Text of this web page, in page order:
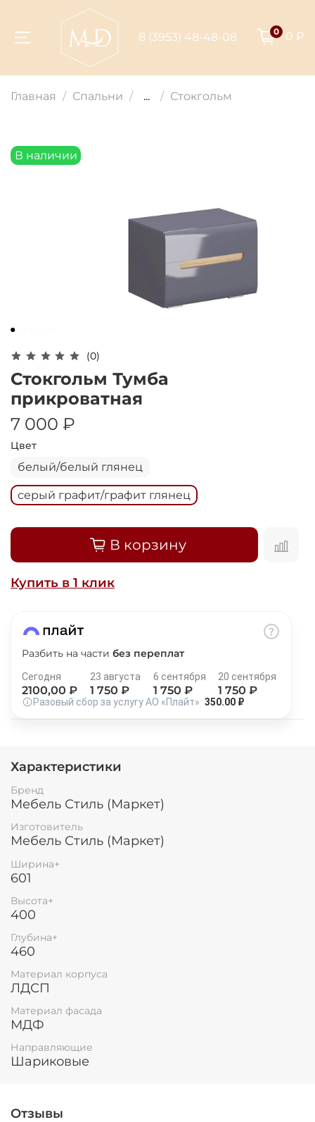
8 (3953) 48-48-08 0 0 ₽
Главная Спальни ... Стокгольм
В наличии
(0)
Стокгольм Тумба
прикроватная
7 000 ₽
Цвет
белый/белый глянец
серый графит/графит глянец
В корзину
Купить в 1 клик
Разбить на части без переплат
Сегодня
2100,00 ₽
23 августа
1 750 ₽
6 сентября
1 750 ₽
20 сентября
1 750₽
Разовый сбор за услугу АО «Плайт» 350.00 ₽
Характеристики
Бренд
Мебель Стиль (Маркет)
Изготовитель
Мебель Стиль (Маркет)
Ширина+
601
Высота+
400
Глубина+
460
Материал корпуса
ЛДСП
Материал фасада
МДФ
Направляющие
Шариковые
Отзывы
Для клиентов всех банков
Получайте товар
выбранный способом
списыватьсяс вашей карты
по25%каждые 2 недели
Подробнее
8 800 302-02-51
plait.ru